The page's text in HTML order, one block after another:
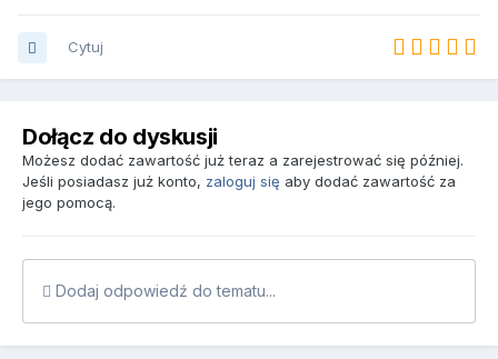
Cytuj
Dołącz do dyskusji
Możesz dodać zawartość już teraz a zarejestrować się później.
Jeśli posiadasz już konto, zaloguj się aby dodać zawartość za
jego pomocą.
Dodaj odpowiedź do tematu...